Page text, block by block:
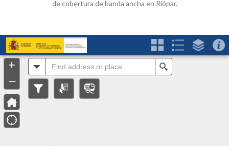
de cobertura de banda ancha en Riópar.